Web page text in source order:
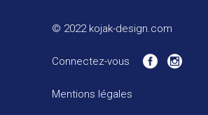
© 2022 kojak-design.com
Connectez-vous
Mentions légales